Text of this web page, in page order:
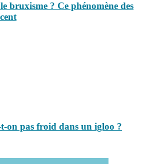
le bruxisme ? Ce phénomène des
on pas froid dans un igloo ?